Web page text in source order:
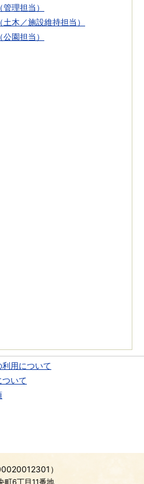
理担当）
木／施設維持担当）
園担当）
用について
いて
）
町6丁目11番地